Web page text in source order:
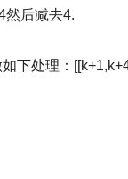
然后减去4.
下处理：